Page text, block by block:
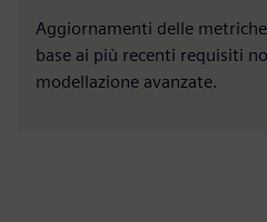
Aggiornamenti delle
base ai più recenti requisiti
modellazione avanzate.